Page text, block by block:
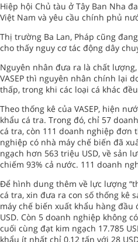
Hiệp hội Chủ tàu ở Tây Ban Nha
Việt Nam và yêu cầu chính phủ
Thị trường Ba Lan, Pháp cũng
cho thấy nguy cơ tác động dây
Nguyên nhân đưa ra là chất
VASEP thì nguyên nhân chính lại
thấp, trong khi các loại cá khác
Theo thống kê của VASEP, hiện
khẩu cá tra. Trong đó, chỉ 57
cá tra, còn 111 doanh nghiệp đơn
nghiệp có nhà máy chế biến đã
ngạch hơn 563 triệu USD, về sản
chiếm 93% cả nước. 111 doanh
Để hình dung thêm về lực lượng
cá tra, xin đưa ra con số thống kê
máy chế biến xuất khẩu hàng
USD. Còn 5 doanh nghiệp không
cuối cùng đạt kim ngạch 17.785
khẩu ít nhất chỉ 0,12 tấn với 28